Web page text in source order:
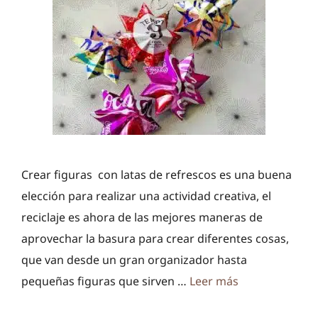
Crear figuras con latas de refrescos es una buena
elección para realizar una actividad creativa, el
reciclaje es ahora de las mejores maneras de
aprovechar la basura para crear diferentes cosas,
que van desde un gran organizador hasta
pequeñas figuras que sirven … Leer más